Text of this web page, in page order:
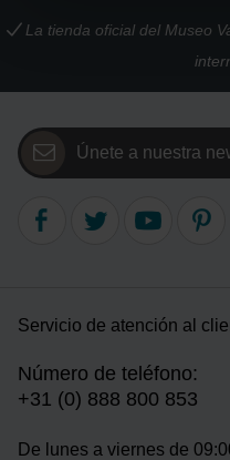
La tienda oficial del Museo
Únete a nuestra
Servicio de atención al
Número de teléfono:
+31 (0) 888 800 853
De lunes a viernes de